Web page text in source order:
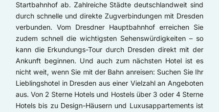
Startbahnhof ab. Zahlreiche Städte deutschlandweit sind
durch schnelle und direkte Zugverbindungen mit Dresden
verbunden. Vom Dresdner Hauptbahnhof erreichen Sie
zudem schnell die wichtigsten Sehenswürdigkeiten – so
kann die Erkundungs-Tour durch Dresden direkt mit der
Ankunft beginnen. Und auch zum nächsten Hotel ist es
nicht weit, wenn Sie mit der Bahn anreisen: Suchen Sie Ihr
Lieblingshotel in Dresden aus einer Vielzahl an Angeboten
aus. Von 2 Sterne Hotels und Hostels über 3 oder 4 Sterne
Hotels bis zu Design-Häusern und Luxusappartements ist